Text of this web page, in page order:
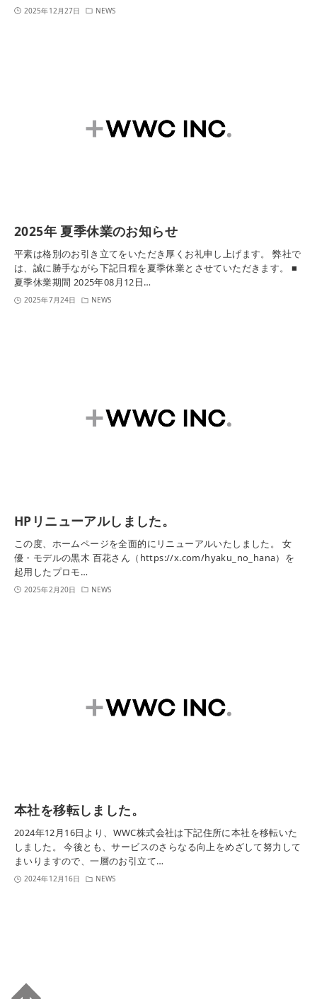
2025年12月27日 NEWS
2025年 夏季休業のお知らせ
平素は格別のお引き立てをいただき厚くお礼申し上げます。 弊社で
は、誠に勝手ながら下記日程を夏季休業とさせていただきます。 ■
夏季休業期間 2025年08月12日…
2025年7月24日 NEWS
HPリニューアルしました。
この度、ホームページを全面的にリニューアルいたしました。 女
優・モデルの黒木 百花さん（https://x.com/hyaku_no_hana）を
起用したプロモ…
2025年2月20日 NEWS
本社を移転しました。
2024年12月16日より、WWC株式会社は下記住所に本社を移転いた
しました。 今後とも、サービスのさらなる向上をめざして努力して
まいりますので、一層のお引立て…
2024年12月16日 NEWS